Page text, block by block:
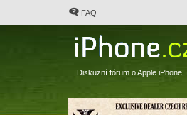
FAQ
Diskuzní fórum o Apple iPhone